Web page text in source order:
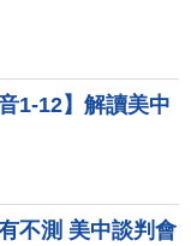
1-12】解讀美中
不測 美中談判會